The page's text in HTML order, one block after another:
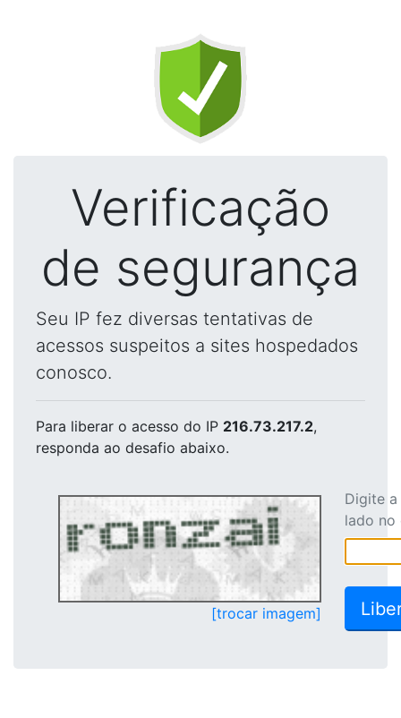
Verificação
de segurança
Seu IP fez diversas tentativas de
acessos suspeitos a sites hospedados
conosco.
Para liberar o acesso do IP 216.73.217.2,
responda ao desafio abaixo.
[trocar imagem]
Digite
lado no